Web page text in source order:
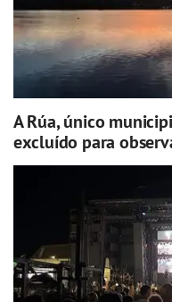
A Rúa, único
excluído para